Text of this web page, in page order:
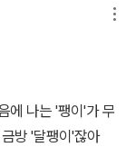
에 나는 '팽이'가 무
방 '달팽이'잖아